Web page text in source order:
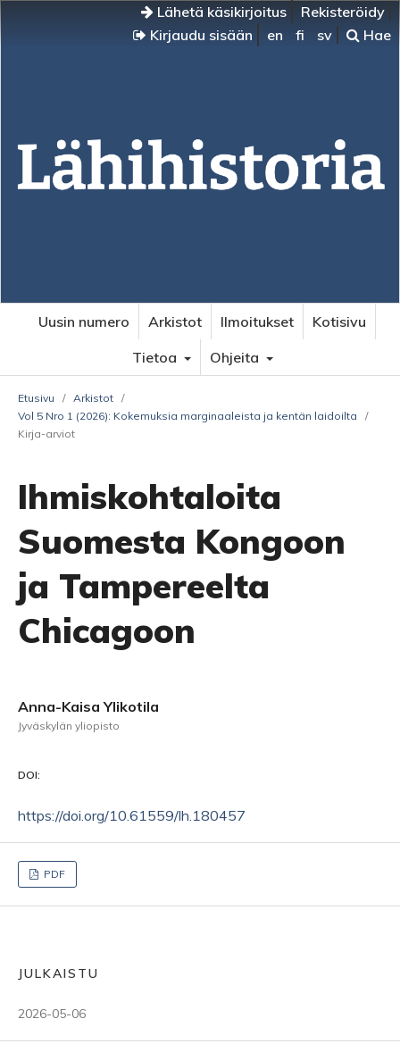
Lähetä käsikirjoitus
Rekisteröidy
Kirjaudu sisään
en fi sv Hae
Uusin numero Arkistot Ilmoitukset
Kotisivu
Tietoa
Ohjeita
Etusivu / Arkistot /
Vol 5 Nro 1 (2026): Kokemuksia marginaaleista ja kentän laidoilta
/
Kirja-arviot
Ihmiskohtaloita
Suomesta Kongoon
ja Tampereelta
Chicagoon
Anna-Kaisa Ylikotila
Jyväskylän yliopisto
DOI:
https://doi.org/10.61559/lh.180457
PDF
JULKAISTU
2026-05-06